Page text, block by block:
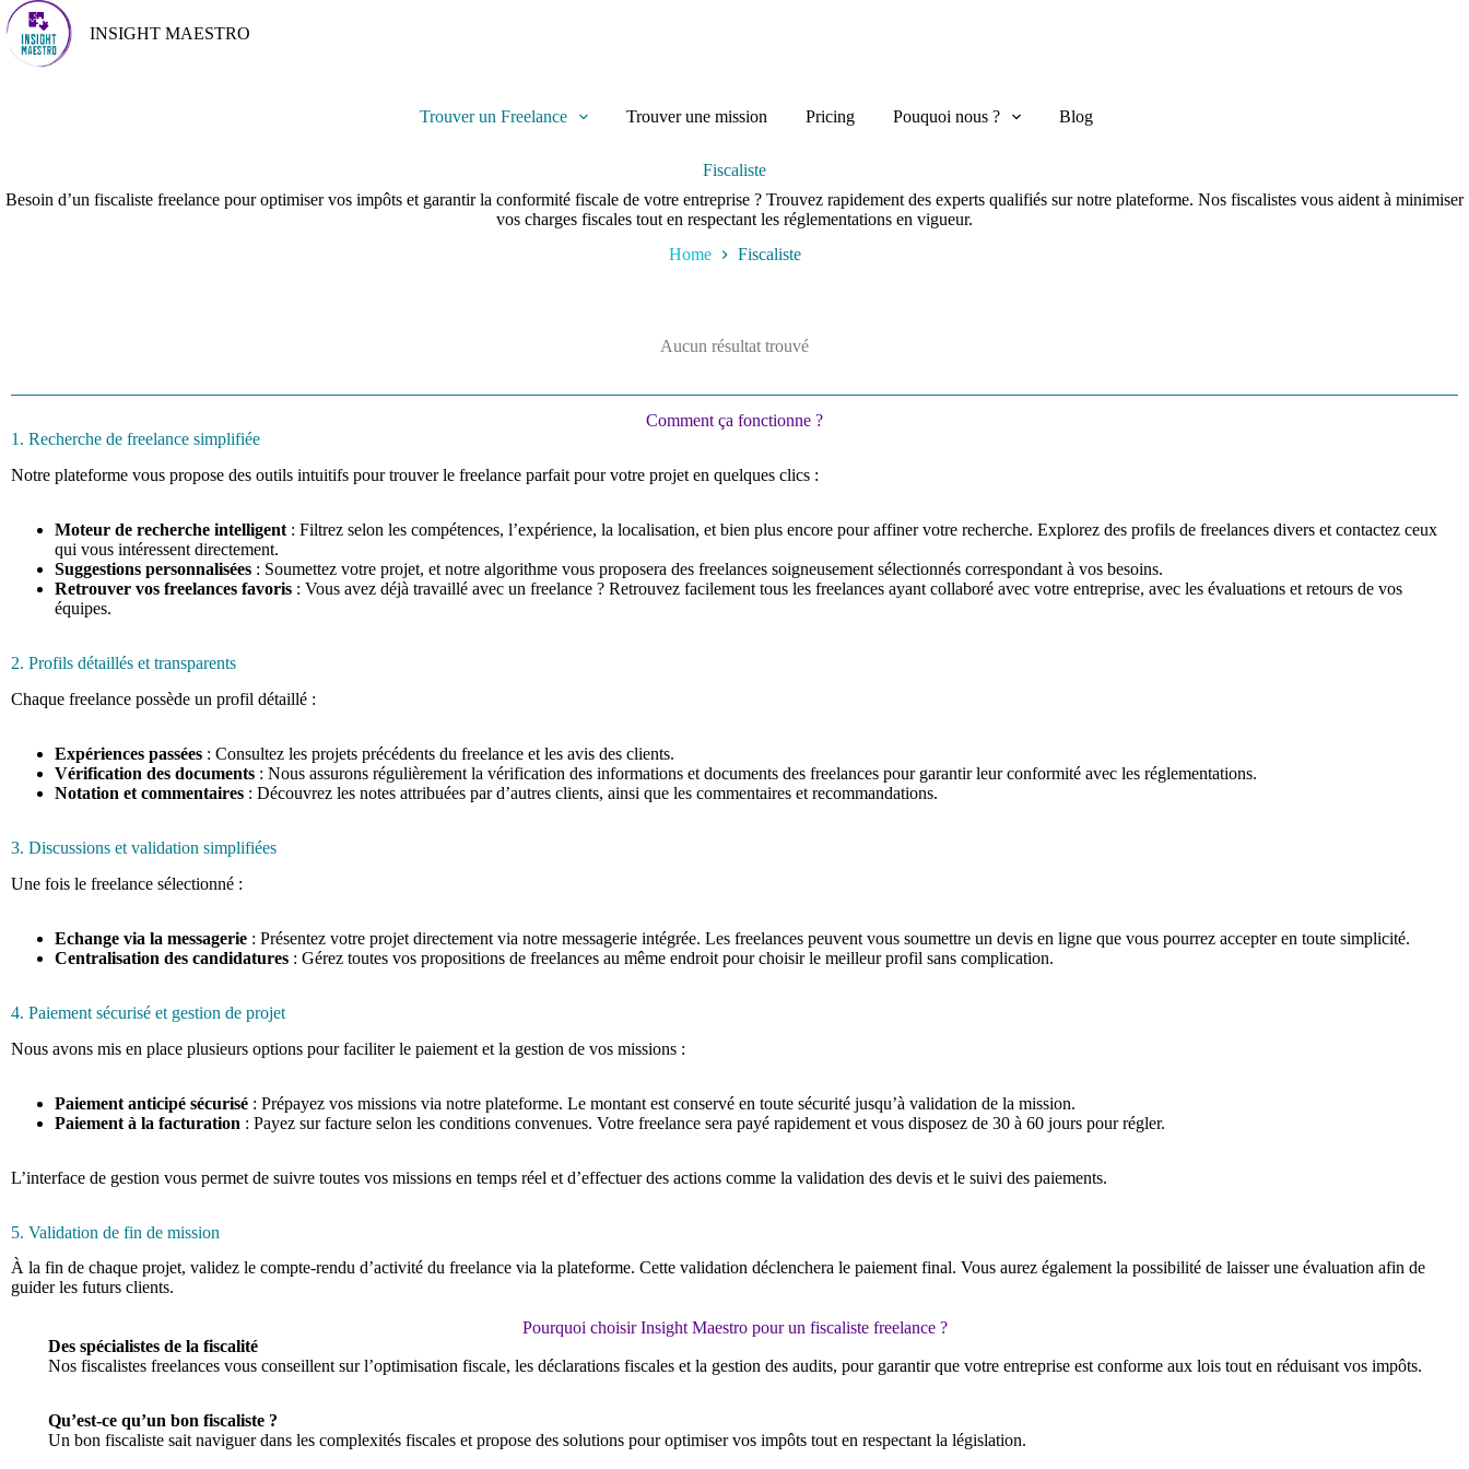
P
a
s
o
INSIGHT MAESTRO
Trouver un Freelance Trouver une mission Pricing Pouquoi nous ? Blog
Fiscaliste
Besoin d’un fiscaliste freelance pour optimiser vos impôts et garantir la conformité fiscale de votre entreprise ? Trouvez rapidement des experts qualifiés sur notre plateforme. Nos fiscalistes vous aident à minimiser
vos charges fiscales tout en respectant les réglementations en vigueur.
Home
Fiscaliste
Aucun résultat trouvé
Comment ça fonctionne ?
1. Recherche de freelance simplifiée
Notre plateforme vous propose des outils intuitifs pour trouver le freelance parfait pour votre projet en quelques clics :
Moteur de recherche intelligent : Filtrez selon les compétences, l’expérience, la localisation, et bien plus encore pour affiner votre recherche. Explorez des profils de freelances divers et contactez ceux
qui vous intéressent directement.
Suggestions personnalisées : Soumettez votre projet, et notre algorithme vous proposera des freelances soigneusement sélectionnés correspondant à vos besoins.
Retrouver vos freelances favoris : Vous avez déjà travaillé avec un freelance ? Retrouvez facilement tous les freelances ayant collaboré avec votre entreprise, avec les évaluations et retours de vos
équipes.
2. Profils détaillés et transparents
Chaque freelance possède un profil détaillé :
Expériences passées : Consultez les projets précédents du freelance et les avis des clients.
Vérification des documents : Nous assurons régulièrement la vérification des informations et documents des freelances pour garantir leur conformité avec les réglementations.
Notation et commentaires : Découvrez les notes attribuées par d’autres clients, ainsi que les commentaires et recommandations.
3. Discussions et validation simplifiées
Une fois le freelance sélectionné :
Echange via la messagerie : Présentez votre projet directement via notre messagerie intégrée. Les freelances peuvent vous soumettre un devis en ligne que vous pourrez accepter en toute simplicité.
Centralisation des candidatures : Gérez toutes vos propositions de freelances au même endroit pour choisir le meilleur profil sans complication.
4. Paiement sécurisé et gestion de projet
Nous avons mis en place plusieurs options pour faciliter le paiement et la gestion de vos missions :
Paiement anticipé sécurisé : Prépayez vos missions via notre plateforme. Le montant est conservé en toute sécurité jusqu’à validation de la mission.
Paiement à la facturation : Payez sur facture selon les conditions convenues. Votre freelance sera payé rapidement et vous disposez de 30 à 60 jours pour régler.
L’interface de gestion vous permet de suivre toutes vos missions en temps réel et d’effectuer des actions comme la validation des devis et le suivi des paiements.
5. Validation de fin de mission
À la fin de chaque projet, validez le compte-rendu d’activité du freelance via la plateforme. Cette validation déclenchera le paiement final. Vous aurez également la possibilité de laisser une évaluation afin de
guider les futurs clients.
Pourquoi choisir Insight Maestro pour un fiscaliste freelance ?
Des spécialistes de la fiscalité
Nos fiscalistes freelances vous conseillent sur l’optimisation fiscale, les déclarations fiscales et la gestion des audits, pour garantir que votre entreprise est conforme aux lois tout en réduisant vos impôts.
Qu’est-ce qu’un bon fiscaliste ?
Un bon fiscaliste sait naviguer dans les complexités fiscales et propose des solutions pour optimiser vos impôts tout en respectant la législation.